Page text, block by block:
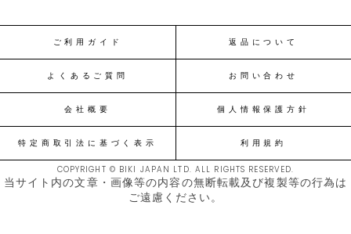
ご利用ガイド 返品について
よくあるご質問 お問い合わせ
会社概要 個人情報保護方針
特定商取引法に基づく表示 利用規約
COPYRIGHT © BIKI JAPAN LTD. ALL RIGHTS RESERVED.
当サイト内の文章・画像等の内容の無断転載及び複製等の行為は
ご遠慮ください。